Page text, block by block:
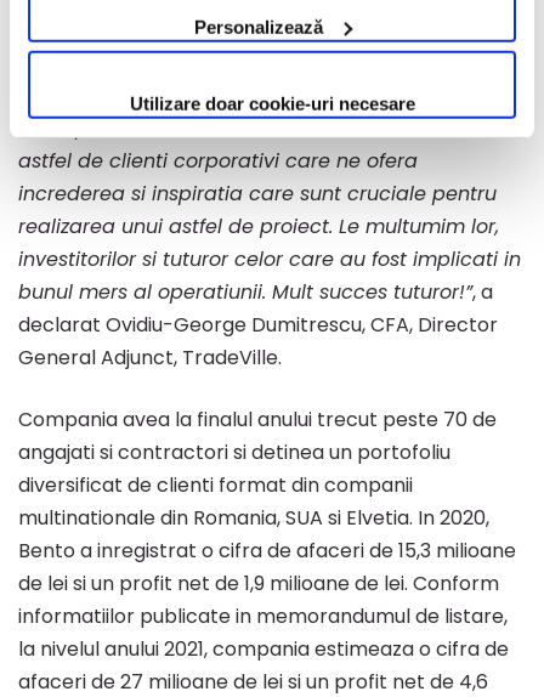
Personalizează
Utilizare doar cookie-uri necesare
Intelligent Soft, emitentul actiunilor, cat si a
capacitatii deosebite a echipei TradeVille de a
duce la bun sfarsit o noua premiera pentru piata
de capital a Romaniei. Suntem norocosi sa avem
astfel de clienti corporativi care ne ofera
increderea si inspiratia care sunt cruciale pentru
realizarea unui astfel de proiect. Le multumim lor,
investitorilor si tuturor celor care au fost implicati in
bunul mers al operatiunii. Mult succes tuturor!”, a
declarat Ovidiu-George Dumitrescu, CFA, Director
General Adjunct, TradeVille.
Compania avea la finalul anului trecut peste 70 de
angajati si contractori si detinea un portofoliu
diversificat de clienti format din companii
multinationale din Romania, SUA si Elvetia. In 2020,
Bento a inregistrat o cifra de afaceri de 15,3 milioane
de lei si un profit net de 1,9 milioane de lei. Conform
informatiilor publicate in memorandumul de listare,
la nivelul anului 2021, compania estimeaza o cifra de
afaceri de 27 milioane de lei si un profit net de 4,6